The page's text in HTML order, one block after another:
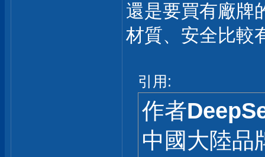
還是要買有廠牌
材質、安全比較
引用:
作者
中國大陸品